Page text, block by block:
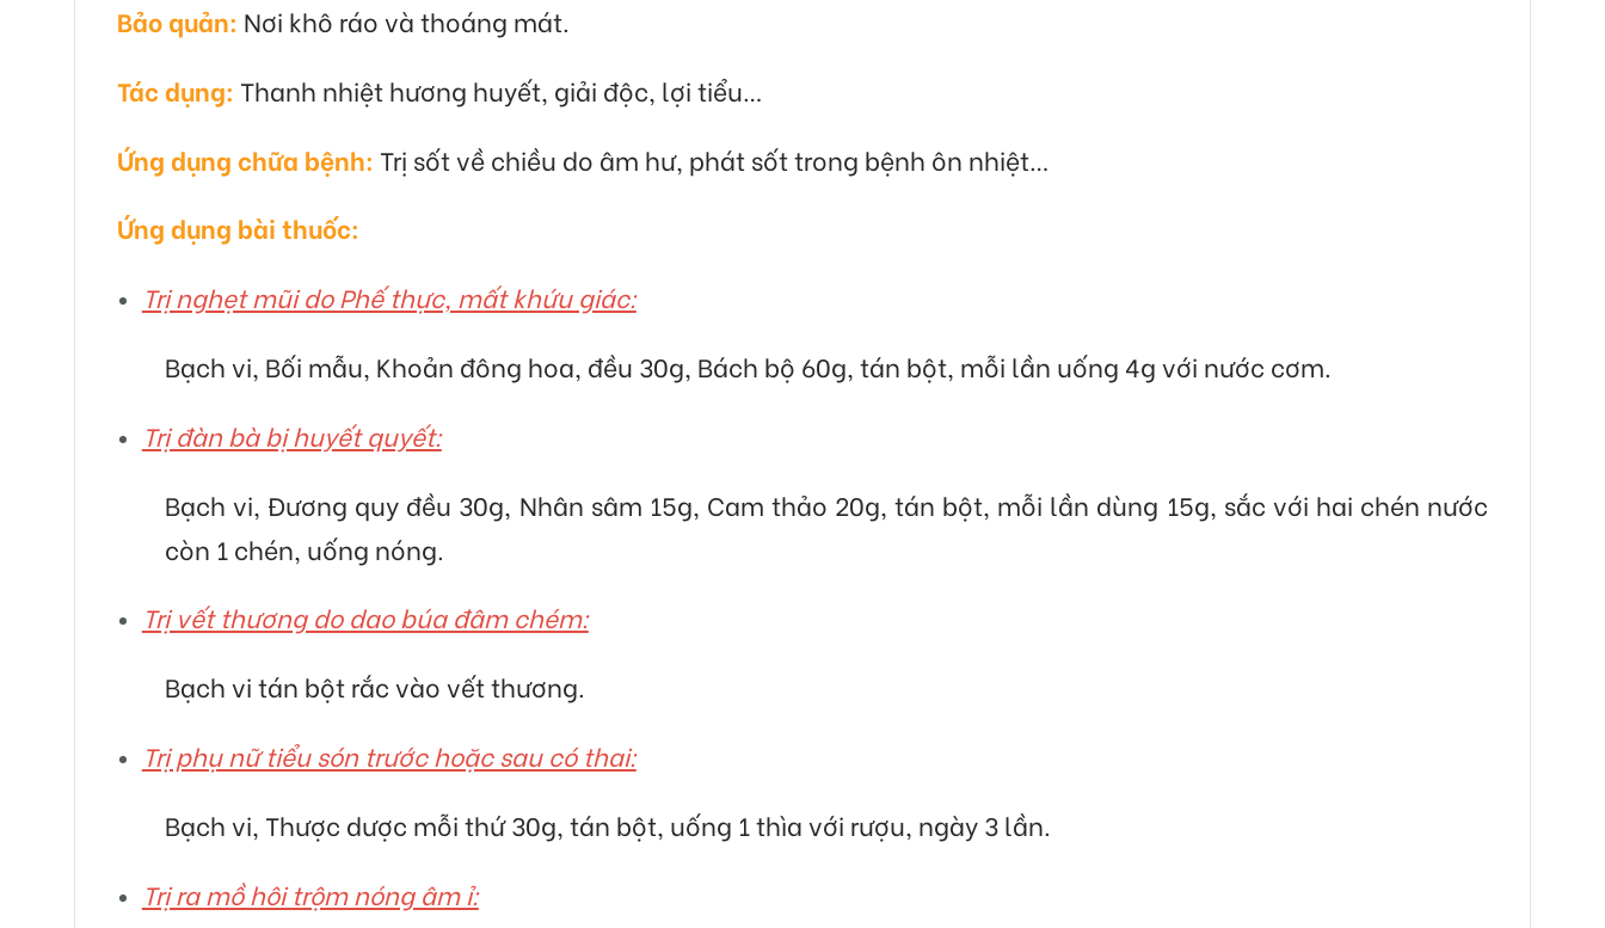
Bảo quản: Nơi khô ráo và thoáng mát.
Tác dụng: Thanh nhiệt hương huyết, giải độc, lợi tiểu…
Ứng dụng chữa bệnh: Trị sốt về chiều do âm hư, phát sốt trong bệnh ôn nhiệt…
Ứng dụng bài thuốc:
Trị nghẹt mũi do Phế thực, mất khứu giác:
Bạch vi, Bối mẫu, Khoản đông hoa, đều 30g, Bách bộ 60g, tán bột, mỗi lần uống 4g với nước cơm.
Trị đàn bà bị huyết quyết:
Bạch vi, Đương quy đều 30g, Nhân sâm 15g, Cam thảo 20g, tán bột, mỗi lần dùng 15g, sắc với hai chén nước
còn 1 chén, uống nóng.
Trị vết thương do dao búa đâm chém:
Bạch vi tán bột rắc vào vết thương.
Trị phụ nữ tiểu són trước hoặc sau có thai:
Bạch vi, Thược dược mỗi thứ 30g, tán bột, uống 1 thìa với rượu, ngày 3 lần.
Trị ra mồ hôi trộm nóng âm ỉ: